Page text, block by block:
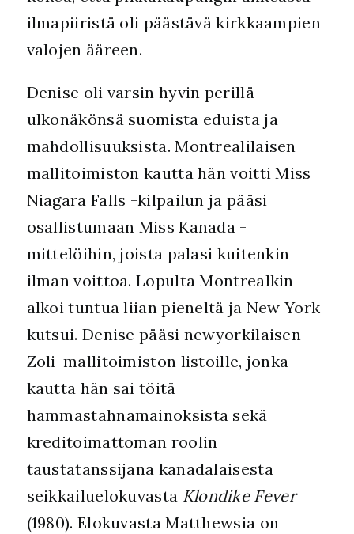
ilmapiiristä oli päästävä kirkkaampien
valojen ääreen.
Denise oli varsin hyvin perillä
ulkonäkönsä suomista eduista ja
mahdollisuuksista. Montrealilaisen
mallitoimiston kautta hän voitti Miss
Niagara Falls -kilpailun ja pääsi
osallistumaan Miss Kanada -
mittelöihin, joista palasi kuitenkin
ilman voittoa. Lopulta Montrealkin
alkoi tuntua liian pieneltä ja New York
kutsui. Denise pääsi newyorkilaisen
Zoli-mallitoimiston listoille, jonka
kautta hän sai töitä
hammastahnamainoksista sekä
kreditoimattoman roolin
taustatanssijana kanadalaisesta
seikkailuelokuvasta Klondike Fever
(1980). Elokuvasta Matthewsia on